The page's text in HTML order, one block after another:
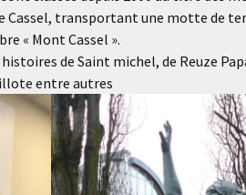
Cassel, transportant une motte de
« Mont Cassel ».
de Saint michel, de Reuze
entre autres